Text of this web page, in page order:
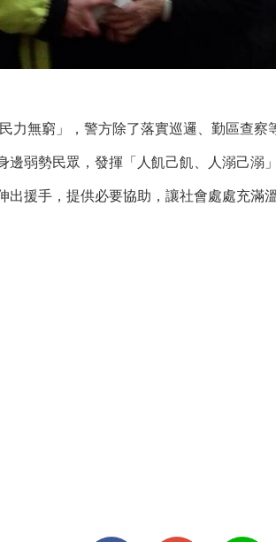
力無窮」，警方除了落實巡邏、勤區查
邊弱勢民眾，發揮「人飢己飢、人溺己溺
出援手，提供必要協助，讓社會處處充滿